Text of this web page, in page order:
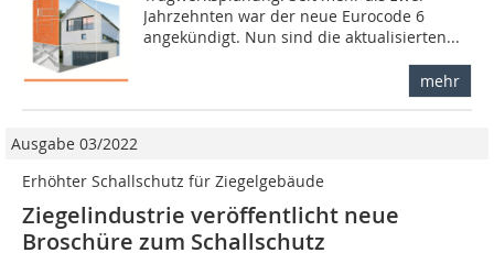
Jahrzehnten war der neue Eurocode 6
angekündigt. Nun sind die aktualisierten...
mehr
Ausgabe 03/2022
Erhöhter Schallschutz für Ziegelgebäude
Ziegelindustrie veröffentlicht neue
Broschüre zum Schallschutz